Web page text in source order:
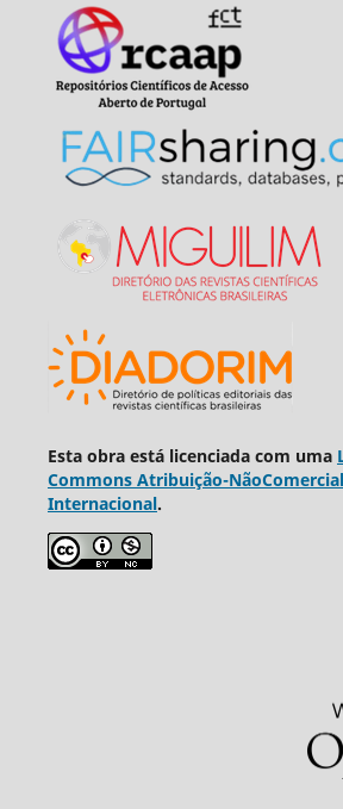
Esta obra está licenciada com uma
Commons Atribuição-
Internacional.